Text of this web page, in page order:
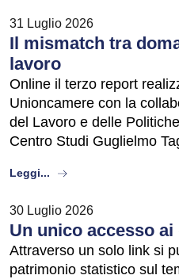
31 Luglio 2026
Il mismatch tra
lavoro
Online il terzo report
Unioncamere con la
del Lavoro e delle
Centro Studi Guglielmo
Leggi... about
30 Luglio 2026
Un unico accesso
Attraverso un solo link si
patrimonio statistico sul